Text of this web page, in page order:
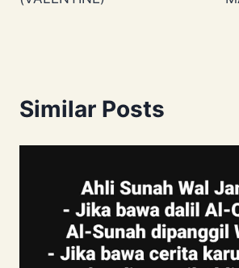
Similar Posts